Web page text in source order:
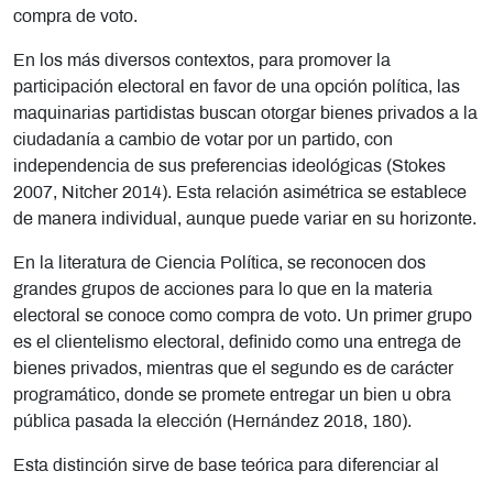
compra de voto.
En los más diversos contextos, para promover la
participación electoral en favor de una opción política, las
maquinarias partidistas buscan otorgar bienes privados a la
ciudadanía a cambio de votar por un partido, con
independencia de sus preferencias ideológicas (Stokes
2007, Nitcher 2014). Esta relación asimétrica se establece
de manera individual, aunque puede variar en su horizonte.
En la literatura de Ciencia Política, se reconocen dos
grandes grupos de acciones para lo que en la materia
electoral se conoce como compra de voto. Un primer grupo
es el clientelismo electoral, definido como una entrega de
bienes privados, mientras que el segundo es de carácter
programático, donde se promete entregar un bien u obra
pública pasada la elección (Hernández 2018, 180).
Esta distinción sirve de base teórica para diferenciar al